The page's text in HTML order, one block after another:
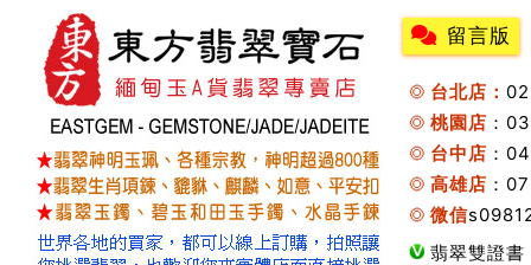
留言版
台北店：
桃園店 ：
台中店 ：
高雄店 ：
微信
翡翠雙證書